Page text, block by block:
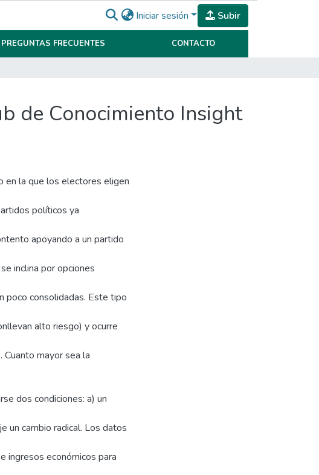
Iniciar sesión Subir
PREGUNTAS FRECUENTES CONTACTO
de Conocimiento Insight
en la que los electores eligen
políticos ya
apoyando a un partido
inclina por opciones
poco consolidadas. Este tipo
alto riesgo) y ocurre
mayor sea la
dos condiciones: a) un
un cambio radical. Los datos
ingresos económicos para